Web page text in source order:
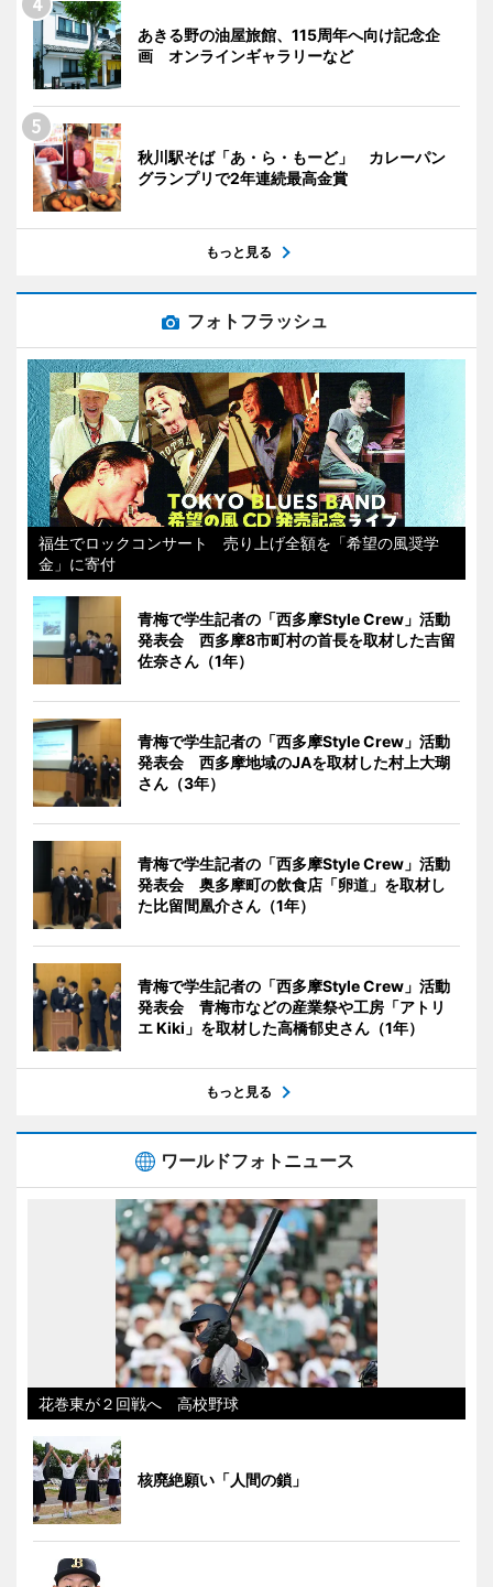
あきる野の油屋旅館、115周年へ向け記念企
画 オンラインギャラリーなど
秋川駅そば「あ・ら・もーど」 カレーパン
グランプリで2年連続最高金賞
もっと見る
フォトフラッシュ
福生でロックコンサート 売り上げ全額を「希望の風奨学
金」に寄付
青梅で学生記者の「西多摩Style Crew」活動
発表会 西多摩8市町村の首長を取材した吉留
佐奈さん（1年）
青梅で学生記者の「西多摩Style Crew」活動
発表会 西多摩地域のJAを取材した村上大瑚
さん（3年）
青梅で学生記者の「西多摩Style Crew」活動
発表会 奥多摩町の飲食店「卵道」を取材し
た比留間凰介さん（1年）
青梅で学生記者の「西多摩Style Crew」活動
発表会 青梅市などの産業祭や工房「アトリ
エ Kiki」を取材した高橋郁史さん（1年）
もっと見る
ワールドフォトニュース
花巻東が２回戦へ 高校野球
核廃絶願い「人間の鎖」